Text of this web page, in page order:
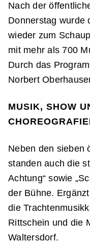
Nach der
Donnerstag wurde
wieder zum
mit mehr als 700
Durch das
Norbert
MUSIK, SHOW
Neben den sieben
standen auch die
Achtung“ sowie
der Bühne.
die
Rittschein und die
Waltersdorf.